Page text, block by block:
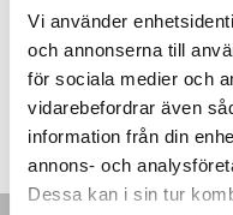
Vi använder
och annonserna till
för sociala medier och
vidarebefordrar även
information från din
annons- och
Dessa kan i sin tur
Dummy
5,600.00 kr –7,600.00